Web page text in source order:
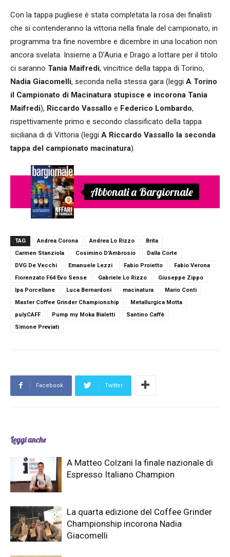
Con la tappa pugliese è stata completata la rosa dei finalisti
che si contenderanno la vittoria nella finale del campionato, in
programma tra fine novembre e dicembre in una location non
ancora svelata. Insieme a D’Auria e Drago a lottare per il titolo
ci saranno Tania Maifredi, vincitrice della tappa di Torino,
Nadia Giacomelli, seconda nella stessa gara (leggi A Torino
il Campionato di Macinatura stupisce e incorona Tania
Maifredi), Riccardo Vassallo e Federico Lombardo,
rispettivamente primo e secondo classificato della tappa
siciliana di di Vittoria (leggi A Riccardo Vassallo la seconda
tappa del campionato macinatura).
Abbonati a Bargiornale
TAG Andrea Corona Andrea Lo Rizzo
Brita
Carmen Stanziola
Cosimino D'Ambrosio
Dalla Corte
DVG De Vecchi
Emanuele Lezzi Fabio Proietto
Fabio Verona
Fiorenzato F64 Evo Sense
Gabriele Lo Rizzo
Giuseppe Zippo
Ipa Porcellane
Luca Bernardoni macinatura
Mario Conti
Master Coffee Grinder Championship
Metallurgica Motta
pulyCAFF
Pump my Moka Bialetti
Santino Caffè
Simone Previati
Facebook Twitter
Leggi anche
A Matteo Colzani la finale nazionale di
Espresso Italiano Champion
La quarta edizione del Coffee Grinder
Championship incorona Nadia
Giacomelli